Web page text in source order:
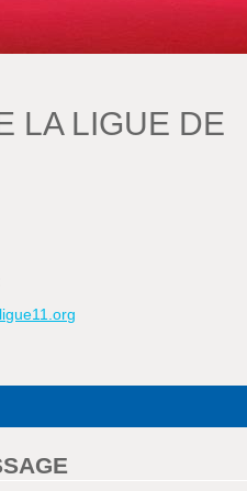
LA LIGUE DE